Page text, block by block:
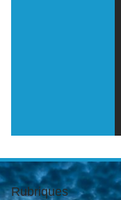
Rubriques